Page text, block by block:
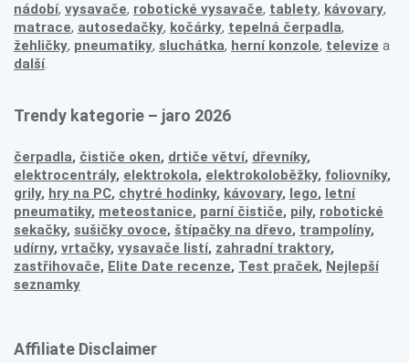
nádobí, vysavače, robotické vysavače, tablety, kávovary,
matrace, autosedačky, kočárky, tepelná čerpadla,
žehličky, pneumatiky, sluchátka, herní konzole, televize a
další.
Trendy kategorie – jaro 2026
čerpadla, čističe oken, drtiče větví, dřevníky,
elektrocentrály, elektrokola, elektrokoloběžky, foliovníky,
grily, hry na PC, chytré hodinky, kávovary, lego, letní
pneumatiky, meteostanice, parní čističe, pily, robotické
sekačky, sušičky ovoce, štípačky na dřevo, trampolíny,
udírny, vrtačky, vysavače listí, zahradní traktory,
zastřihovače, Elite Date recenze, Test praček, Nejlepší
seznamky
Affiliate Disclaimer